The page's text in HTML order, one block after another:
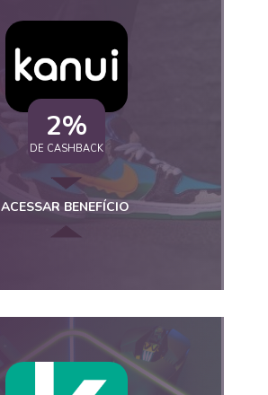
2%
DE CASHBACK
ACESSAR BENEFÍCIO